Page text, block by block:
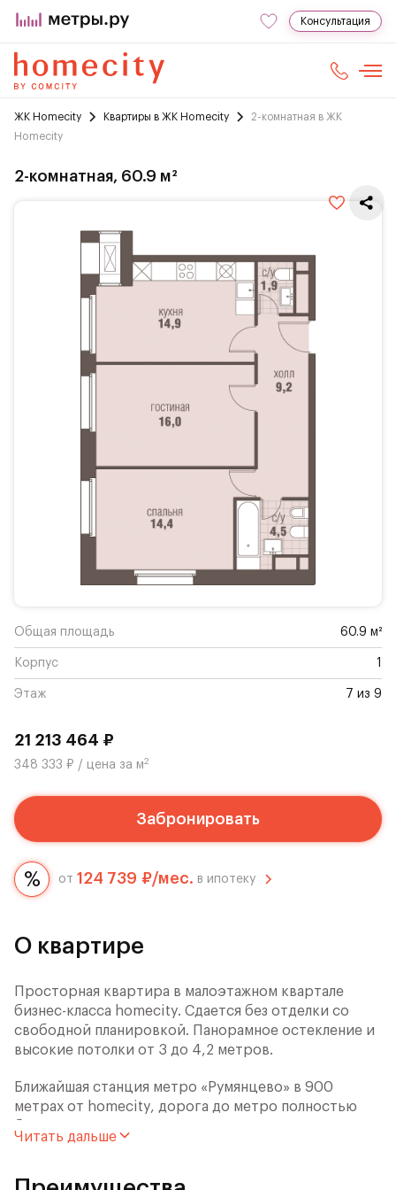
Консультация
ЖК Homecity Квартиры в ЖК Homecity
2-комнатная в ЖК
Homecity
2-комнатная, 60.9 м²
Общая площадь 60.9 м²
Корпус 1
Этаж 7 из 9
21 213 464 ₽
348 333 ₽ / цена за м2
Забронировать
от 124 739 ₽/мес. в ипотеку
О квартире
Просторная квартира в малоэтажном квартале
бизнес-класса homecity. Сдается без отделки со
свободной планировкой. Панорамное остекление и
высокие потолки от 3 до 4,2 метров.
Ближайшая станция метро «Румянцево» в 900
метрах от homecity, дорога до метро полностью
окружен лесопарками общей площадью 160 Га в 3
Читать дальше